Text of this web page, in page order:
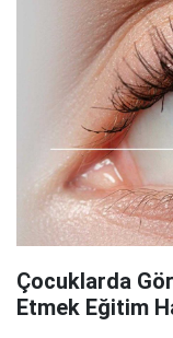
Çocuklarda
Etmek Eğitim